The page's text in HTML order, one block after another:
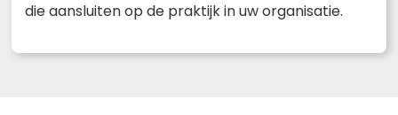
die aansluiten op de praktijk in uw organisatie.